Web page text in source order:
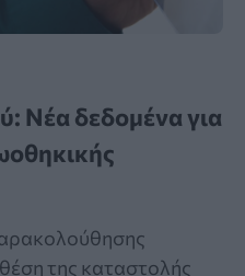
Νέα δεδομένα για
της καταστολής